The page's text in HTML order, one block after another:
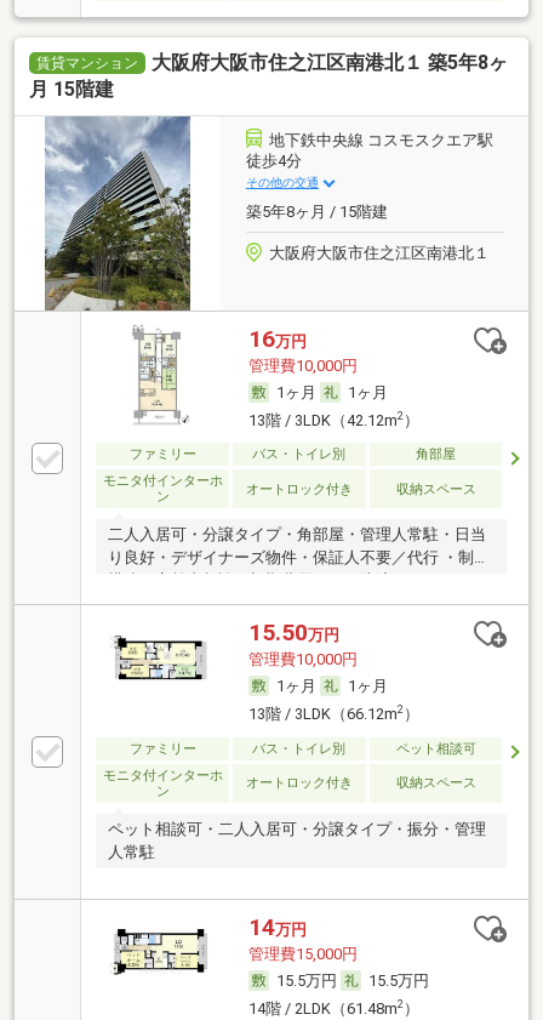
賃貸マンション
大阪府大阪市住之江区南港北１ 築5年8ヶ
月 15階建
地下鉄中央線 コスモスクエア駅
徒歩4分
その他の交通
築5年8ヶ月 / 15階建
大阪府大阪市住之江区南港北１
16万円
管理費10,000円
1ヶ月
1ヶ月
13階 / 3LDK（42.12m2）
ファミリー バス・トイレ別
角部屋
モニタ付インターホ
ン
オートロック付き 収納スペース
二人入居可・分譲タイプ・角部屋・管理人常駐・日当
り良好・デザイナーズ物件・保証人不要／代行 ・制震
15.50万円
管理費10,000円
1ヶ月
1ヶ月
13階 / 3LDK（66.12m2）
ファミリー バス・トイレ別
ペット相談可
モニタ付インターホ
ン
オートロック付き 収納スペース
ペット相談可・二人入居可・分譲タイプ・振分・管理
人常駐
14万円
管理費15,000円
15.5万円
15.5万円
14階 / 2LDK（61.48m2）